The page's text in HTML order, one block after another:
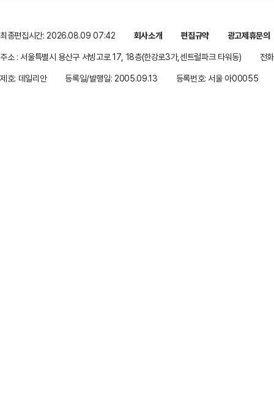
최종편집시간: 2026.08.09 07:42 회사소개 편집규약
광고제휴문의
주소 : 서울특별시 용산구 서빙고로 17, 18층(한강로3가,센트럴파크 타워동)
전
제호: 데일리안
등록일/발행일: 2005.09.13 등록번호: 서울 아00055